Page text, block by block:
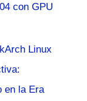
con GPU
Linux
en la Era